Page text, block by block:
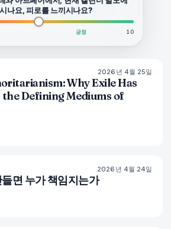
나요, 피로를 느끼시나요?
긍정 10
77% 64
2026년 4월 25일
Why Exile Has
the Defining Mediums of
76% 69
2026년 4월 24일
면 누가 책임지는가